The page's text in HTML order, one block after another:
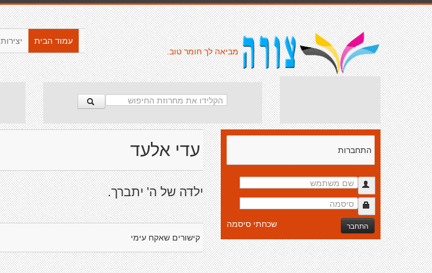
יצירות
עמוד הבית
מביאה לך חומר טוב.
עדי אלעד
ילדה של ה' יתברך.
קישורים שאקח עימי
התחברות
התחבר שכחתי סיסמה